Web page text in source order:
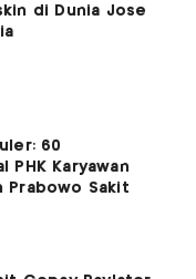
di Dunia Jose
60
PHK Karyawan
Prabowo Sakit